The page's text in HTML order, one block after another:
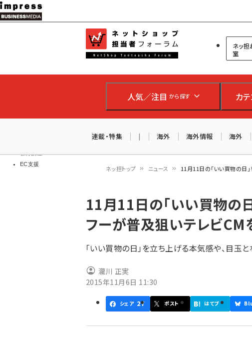
メ
イ
ン
ツ
移
教育講座
EC支援
ネットショップ担当
ネッ
室
人気／注目 から探す カ
連載・特集 | 海外 海外情報 海外
ン
く
ず
ネッ担トップ ニュース 11月11日の「いい買物の日
11月11日の「いい買物の
フーが普及狙いテレビCM
「いい買物の日」を立ち上げる本気感や、目玉
瀧川 正実
2015年11月6日 11:30
シェア 27 ポスト はてブ